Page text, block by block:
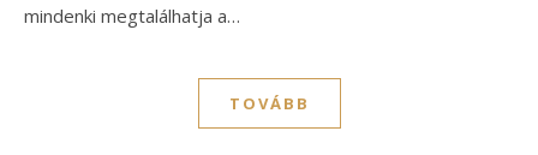
mindenki megtalálhatja a…
TOVÁBB